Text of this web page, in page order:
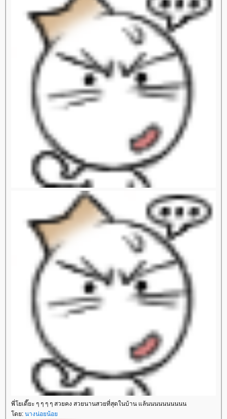
พี่โยเดี๊ยะ ๆ ๆ ๆ ๆ สวยคง สวยนานสวยที่สุดในบ้าน แล้นนนนนนนนนน
ดย: นางน่อยน้อ